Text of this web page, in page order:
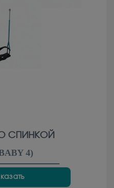
СПИНКОЙ
4)